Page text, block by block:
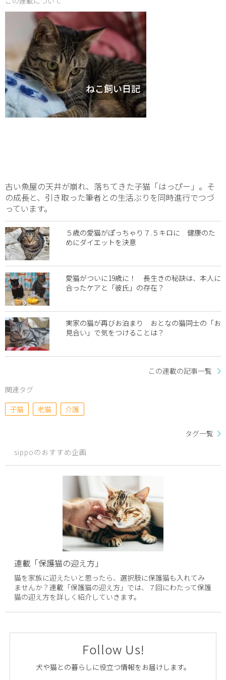
ねこ飼い日記
古い魚屋の天井が崩れ、落ちてきた子猫「はっぴー」。そ
の成長と、引き取った筆者との生活ぶりを同時進行でつづ
っています。
５歳の愛猫がぽっちゃり７.５キロに 健康のた
めにダイエットを決意
愛猫がついに19歳に！ 長生きの秘訣は、本人に
合ったケアと「彼氏」の存在？
実家の猫が再びお泊まり おとなの猫同士の「お
見合い」で気をつけることは？
この連載の記事一覧
関連タグ
子猫
老猫 介護
タグ一覧
sippoのおすすめ企画
連載「保護猫の迎え方」
猫を家族に迎えたいと思ったら、選択肢に保護猫も入れてみ
ませんか？連載「保護猫の迎え方」では、７回にわたって保護
猫の迎え方を詳しく紹介していきます。
Follow Us!
犬や猫との暮らしに役立つ情報をお届けします。